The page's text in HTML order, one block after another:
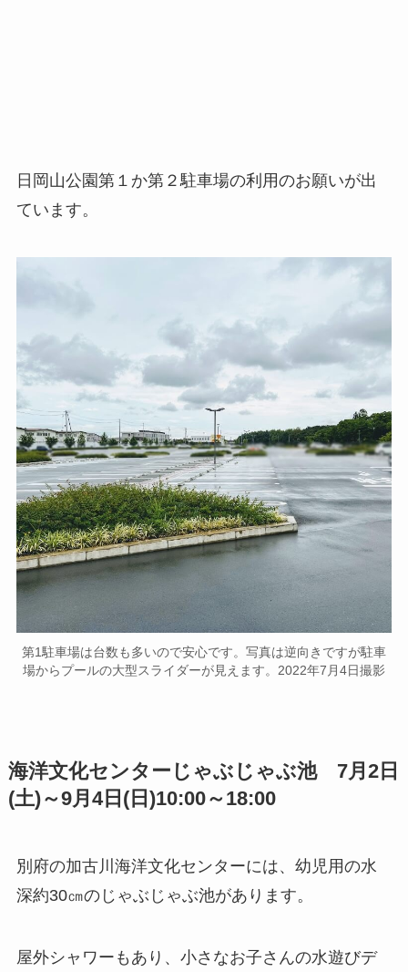
日岡山公園第１か第２駐車場の利用のお願いが出
ています。
第1駐車場は台数も多いので安心です。写真は逆向きですが駐車
場からプールの大型スライダーが見えます。2022年7月4日撮影
海洋文化センターじゃぶじゃぶ池 7月2日
(土)～9月4日(日)10:00～18:00
別府の加古川海洋文化センターには、幼児用の水
深約30㎝のじゃぶじゃぶ池があります。
屋外シャワーもあり、小さなお子さんの水遊びデ